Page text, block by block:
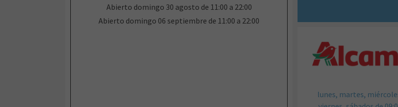
Abierto domingo 30 agosto de 11:00 a 22:00
Abierto domingo 06 septiembre de 11:00 a 22:00
lunes, martes,